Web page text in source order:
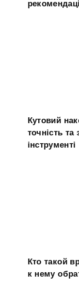
Кутовий
точність
інструменті
Кто такой
к нему